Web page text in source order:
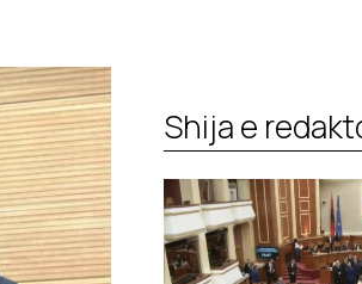
Shija e